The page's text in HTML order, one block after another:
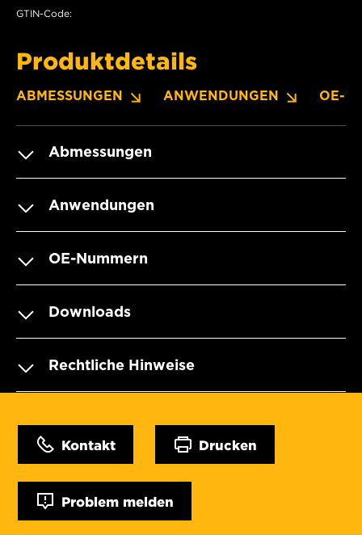
GTIN-Code:
Produktdetails
ABMESSUNGEN ANWENDUNGEN OE-
Abmessungen
Anwendungen
OE-Nummern
Downloads
Rechtliche Hinweise
Kontakt Drucken
Problem melden